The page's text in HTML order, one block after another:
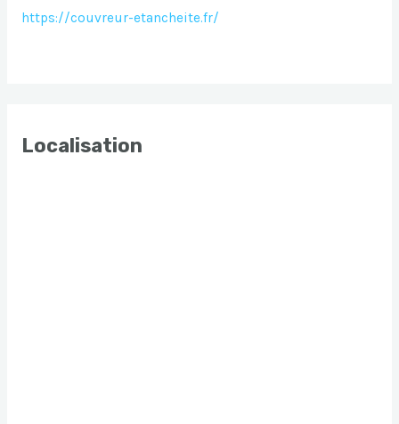
https://couvreur-etancheite.fr/
Localisation